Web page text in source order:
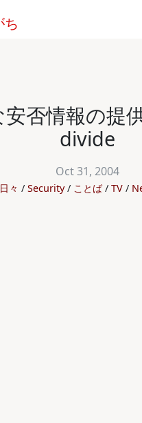
ち
安否情報の提
divide
Oct 31, 2004
日々 Security ことば TV